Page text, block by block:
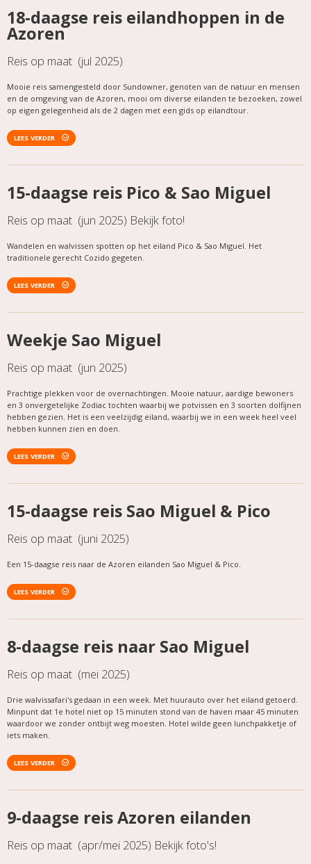
18-daagse reis eilandhoppen in de
Azoren
Reis op maat (jul 2025)
Mooie reis samengesteld door Sundowner, genoten van de natuur en mensen
en de omgeving van de Azoren, mooi om diverse eilanden te bezoeken, zowel
op eigen gelegenheid als de 2 dagen met een gids op eilandtour.
LEES VERDER
15-daagse reis Pico & Sao Miguel
Reis op maat (jun 2025) Bekijk foto!
Wandelen en walvissen spotten op het eiland Pico & Sao Miguel. Het
traditionele gerecht Cozido gegeten.
LEES VERDER
Weekje Sao Miguel
Reis op maat (jun 2025)
Prachtige plekken voor de overnachtingen. Mooie natuur, aardige bewoners
en 3 onvergetelijke Zodiac tochten waarbij we potvissen en 3 soorten dolfijnen
hebben gezien. Het is een veelzijdig eiland, waarbij we in een week heel veel
hebben kunnen zien en doen.
LEES VERDER
15-daagse reis Sao Miguel & Pico
Reis op maat (juni 2025)
Een 15-daagse reis naar de Azoren eilanden Sao Miguel & Pico.
LEES VERDER
8-daagse reis naar Sao Miguel
Reis op maat (mei 2025)
Drie walvissafari's gedaan in een week. Met huurauto over het eiland getoerd.
Minpunt dat 1e hotel niet op 15 minuten stond van de haven maar 45 minuten
waardoor we zonder ontbijt weg moesten. Hotel wilde geen lunchpakketje of
iets maken.
LEES VERDER
9-daagse reis Azoren eilanden
Reis op maat (apr/mei 2025) Bekijk foto's!